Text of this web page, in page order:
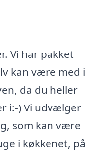
Vi har pakket
kan være med i
da du heller
i:-) Vi udvælger
som kan være
i køkkenet, på